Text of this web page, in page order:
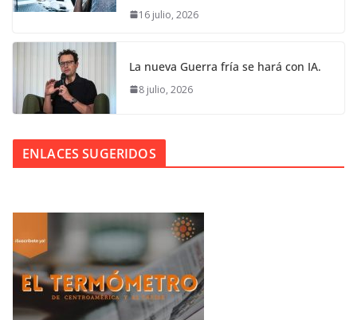
16 julio, 2026
La nueva Guerra fría se hará con IA.
8 julio, 2026
ENLACES SUGERIDOS